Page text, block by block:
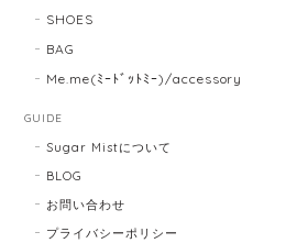
SHOES
BAG
Me.me(ﾐｰﾄﾞｯﾄﾐｰ)/accessory
GUIDE
Sugar Mistについて
BLOG
お問い合わせ
プライバシーポリシー